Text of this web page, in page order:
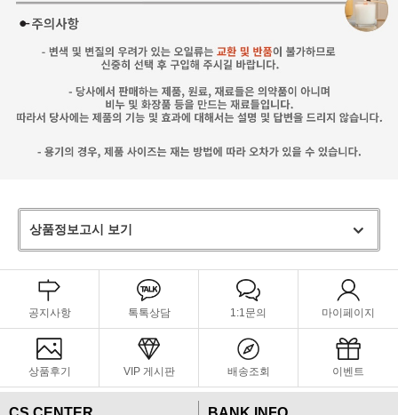
상품정보고시 보기
공지사항 톡톡상담 1:1문의 마이페이지
상품후기 VIP 게시판 배송조회 이벤트